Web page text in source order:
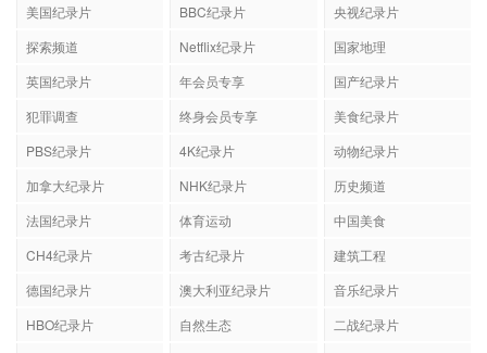
美国纪录片 BBC纪录片
央视纪录片
探索频道
Netflix纪录片
国家地理
英国纪录片
年会员专享
国产纪录片
犯罪调查
终身会员专享
美食纪录片
PBS纪录片
4K纪录片
动物纪录片
加拿大纪录片
NHK纪录片
历史频道
法国纪录片
体育运动
中国美食
CH4纪录片
考古纪录片
建筑工程
德国纪录片
澳大利亚纪录片
音乐纪录片
HBO纪录片
自然生态
二战纪录片